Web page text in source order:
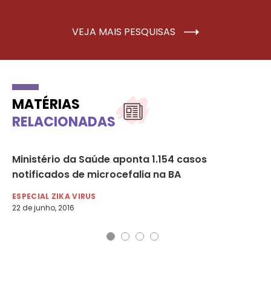
VEJA MAIS PESQUISAS
MATÉRIAS
RELACIONADAS
Ministério da Saúde aponta 1.154 casos
notificados de microcefalia na BA
ESPECIAL ZIKA VIRUS
22 de junho, 2016